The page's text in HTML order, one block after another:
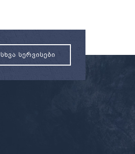
ᲡᲮᲕᲐ ᲡᲔᲠᲕᲘᲡᲔᲑᲘ